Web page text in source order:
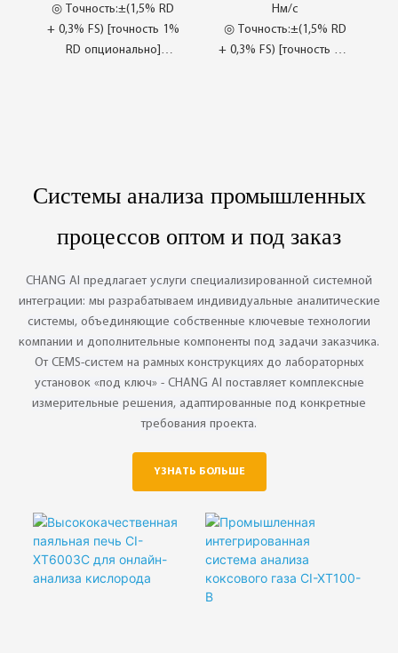
◎ Точность:±(1,5% RD
+ 0,3% FS) [точность 1%
RD опционально]
Sangat Tinggi
Нм/с
◎ Точность:±(1,5% RD
+ 0,3% FS) [точность 1%
yang Lebih Baik
Terma
◎ Pengukuran Suhu
Bersepadu
Системы анализа промышленных
процессов оптом и под заказ
CHANG AI предлагает услуги специализированной системной
интеграции: мы разрабатываем индивидуальные аналитические
системы, объединяющие собственные ключевые технологии
компании и дополнительные компоненты под задачи заказчика.
От CEMS-систем на рамных конструкциях до лабораторных
установок «под ключ» - CHANG AI поставляет комплексные
измерительные решения, адаптированные под конкретные
требования проекта.
YЗНАТЬ БОЛЬШЕ